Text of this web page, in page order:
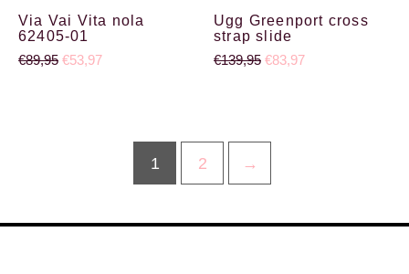
Via Vai Vita nola
62405-01
€89,95 €53,97
Ugg Greenport cross
strap slide
€139,95 €83,97
1 2 →